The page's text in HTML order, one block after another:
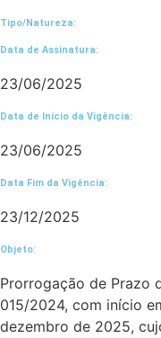
Tipo/Natureza:
Data de Assinatura:
23/06/2025
Data de Início da Vigência:
23/06/2025
Data Fim da Vigência:
23/12/2025
Objeto:
Prorrogação de Prazo
015/2024, com início
dezembro de 2025,